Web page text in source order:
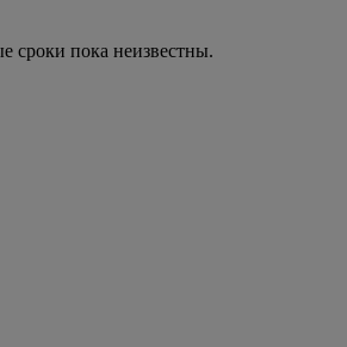
сроки пока неизвестны.